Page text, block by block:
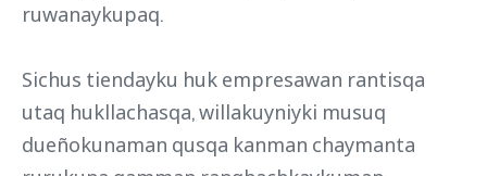
ruwanaykupaq.
Sichus tiendayku huk empresawan rantisqa
utaq hukllachasqa, willakuyniyki musuq
dueñokunaman qusqa kanman chaymanta